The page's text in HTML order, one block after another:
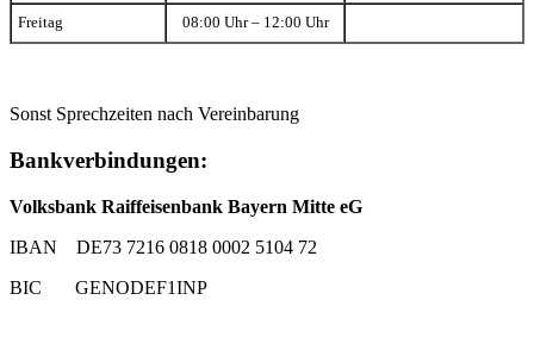
Freitag 08:00 Uhr – 12:00 Uhr
Sonst Sprechzeiten nach Vereinbarung
Bankverbindungen:
Volksbank Raiffeisenbank Bayern Mitte eG
IBAN DE73 7216 0818 0002 5104 72
BIC GENODEF1INP